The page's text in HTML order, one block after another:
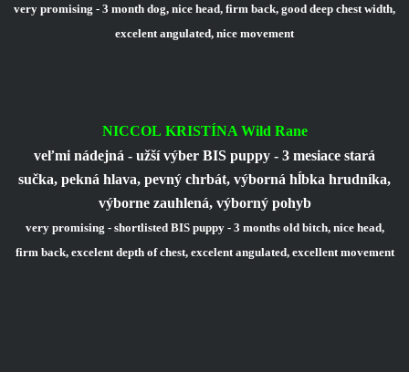
very promising - 3 month dog, nice head, firm back, good deep chest width,
excelent angulated, nice movement
NICCOL KRISTÍNA Wild Rane
veľmi nádejná - užší výber BIS puppy - 3 mesiace stará
sučka, pekná hlava, pevný chrbát, výborná hĺbka hrudníka,
výborne zauhlená, výborný pohyb
very promising - shortlisted BIS puppy - 3 months old bitch, nice head,
firm back, excelent depth of chest, excelent angulated, excellent movement